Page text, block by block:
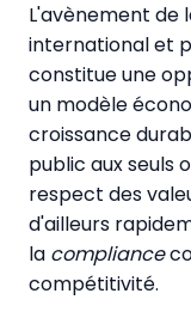
L'avènement de
international et
constitue une
un modèle
croissance
public aux seuls
respect des
d'ailleurs
la compliance
compétitivité.